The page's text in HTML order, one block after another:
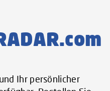
Ihr persönlicher